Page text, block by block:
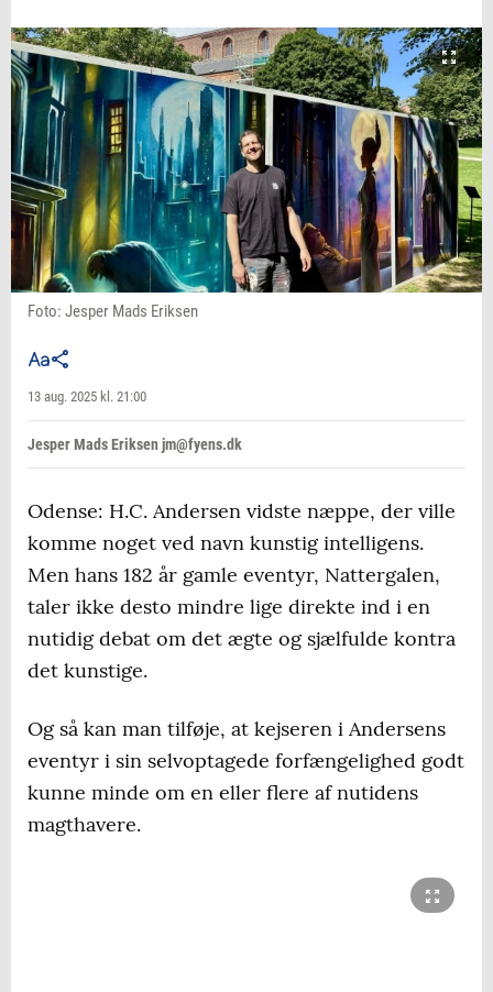
Foto: Jesper Mads Eriksen
13 aug. 2025 kl. 21:00
Jesper Mads Eriksen jm@fyens.dk
Odense: H.C. Andersen vidste næppe, der ville
komme noget ved navn kunstig intelligens.
Men hans 182 år gamle eventyr, Nattergalen,
taler ikke desto mindre lige direkte ind i en
nutidig debat om det ægte og sjælfulde kontra
det kunstige.
Og så kan man tilføje, at kejseren i Andersens
eventyr i sin selvoptagede forfængelighed godt
kunne minde om en eller flere af nutidens
magthavere.